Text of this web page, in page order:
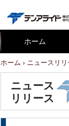
ホーム
ホーム ニュースリリ
ニュース
リリース